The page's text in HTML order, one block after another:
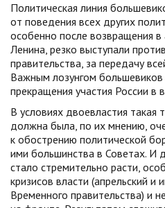
Политическая линия
от поведения всех других
особенно после возвращения в
Ленина, резко выступали
правительства, за передачу
Важным лозунгом
прекращения участия России в
В условиях двоевластия такая
должна была, по их мнению,
к обострению политической
ими большинства в Советах. И
стало стремительно расти,
кризисов власти (апрельский и
Временного правительства) и